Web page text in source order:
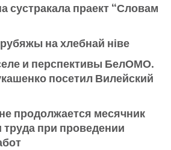
сустракала праект “Словам
на хлебнай ніве
и перспективы БелОМО.
посетил Вилейский
продолжается месячник
труда при проведении